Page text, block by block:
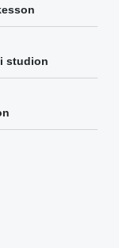
studion